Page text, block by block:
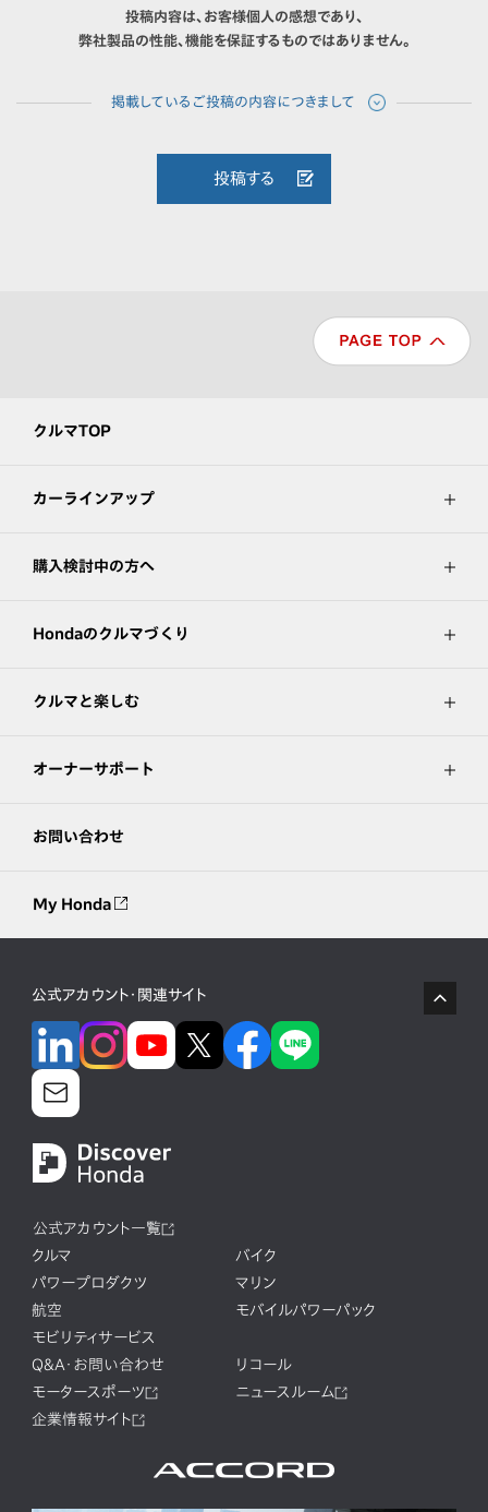
投稿内容は、お客様個人の感想であり、
弊社製品の性能、機能を保証するものではありません。
投稿する
クルマTOP
カーラインアップ
購入検討中の方へ
Hondaのクルマづくり
クルマと楽しむ
オーナーサポート
お問い合わせ
My Honda
公式アカウント・関連サイト
公式アカウント一覧
クルマ
バイク
パワープロダクツ
マリン
航空
モバイルパワーパック
モビリティサービス
Q&A・お問い合わせ
リコール
モータースポーツ
ニュースルーム
企業情報サイト